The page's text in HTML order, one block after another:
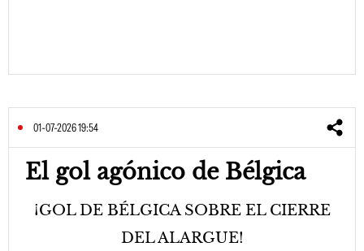
01-07-2026 19:54
El gol agónico de Bélgica
¡GOL DE BÉLGICA SOBRE EL CIERRE
DEL ALARGUE!